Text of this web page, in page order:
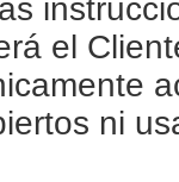
el
ni